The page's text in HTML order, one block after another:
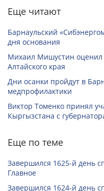
Еще читают
Барнаульский
дня основания
Михаил Мишустин оценил
Алтайского края
Дни осанки пройдут в
медпрофилактики
Виктор Томенко принял
Кыргызстана с
Еще по теме
Завершился 1625-й день
Главное
Завершился 1624-й день